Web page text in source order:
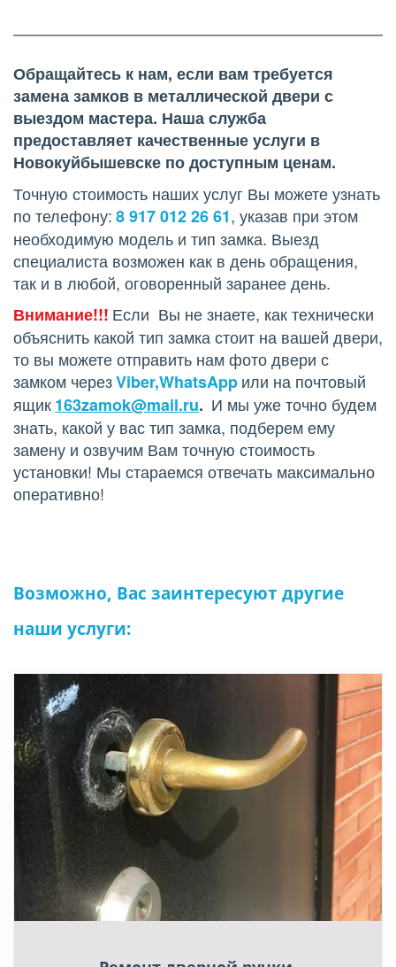
Обращайтесь к нам, если вам требуется
замена замков в металлической двери с
выездом мастера. Наша служба
предоставляет качественные услуги в
Новокуйбышевске по доступным ценам.
Точную стоимость наших услуг Вы можете узнать
по телефону: 8 917 012 26 61, указав при этом
необходимую модель и тип замка. Выезд
специалиста возможен как в день обращения,
так и в любой, оговоренный заранее день.
Внимание!!! Если  Вы не знаете, как технически
объяснить какой тип замка стоит на вашей двери,
то вы можете отправить нам фото двери с
замком через Viber,WhatsApp или на почтовый
ящик 163zamok@mail.ru. И мы уже точно будем
знать, какой у вас тип замка, подберем ему
замену и озвучим Вам точную стоимость
установки! Мы стараемся отвечать максимально
оперативно!
Возможно, Вас заинтересуют другие
наши услуги: